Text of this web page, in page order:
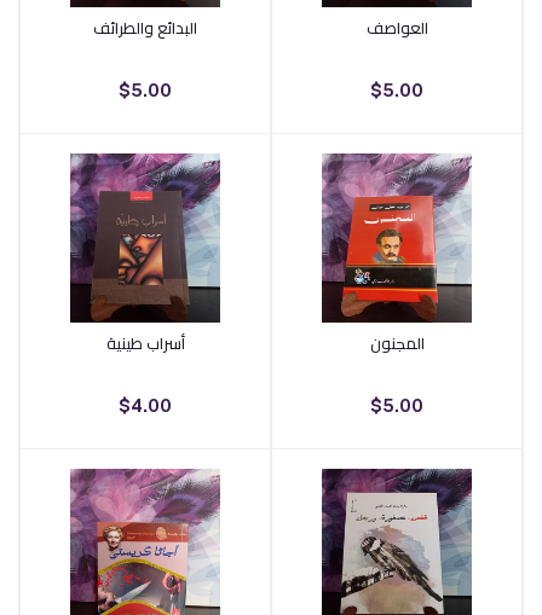
أضف إلى السلة
العواصف
$5.00
أضف إلى السلة
البدائع والطرائف
$5.00
أضف إلى السلة
المجنون
$5.00
أضف إلى السلة
أسراب طينية
$4.00